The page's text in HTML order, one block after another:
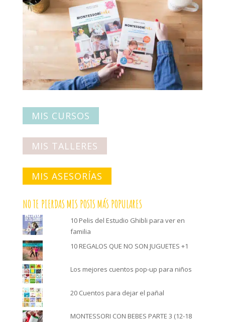
MIS CURSOS
MIS TALLERES
MIS ASESORÍAS
NO TE PIERDAS MIS POSTS MÁS POPULARES
10 Pelis del Estudio Ghibli para ver en
familia
10 REGALOS QUE NO SON JUGUETES +1
Los mejores cuentos pop-up para niños
20 Cuentos para dejar el pañal
MONTESSORI CON BEBES PARTE 3 (12-18